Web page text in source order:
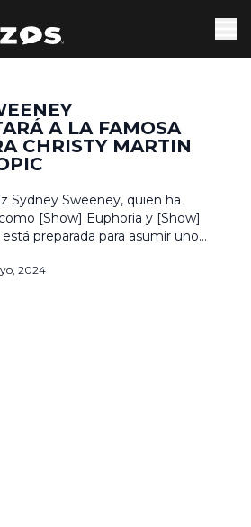
A LA FAMOSA
CHRISTY MARTIN
Sydney Sweeney, quien ha
[Show] Euphoria y [Show]
preparada para asumir uno
boxeadora Christy Martin
2024